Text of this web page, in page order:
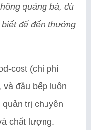
quảng bá, dù
để đến thưởng
cost (chi phí
và đầu bếp luôn
trị chuyên
chất lượng.